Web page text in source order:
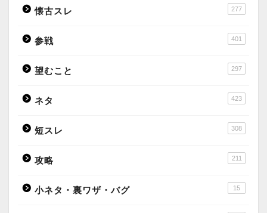
懐古スレ 277
参戦 401
望むこと 297
ネタ 423
短スレ 308
攻略 211
小ネタ・裏ワザ・バグ 15